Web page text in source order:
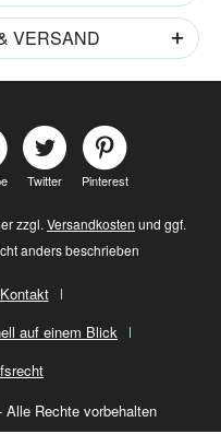
VERSAND
Twitter Pinterest
zzgl.Versandkosten und ggf.
anders beschrieben
Kontakt
auf einem Blick
Rechte vorbehalten